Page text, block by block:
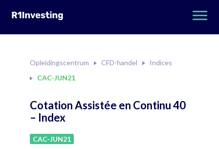
Opleidingscentrum CFD-handel
Indices
CAC-JUN21
Cotation Assistée en Continu 40
– Index
CAC-JUN21